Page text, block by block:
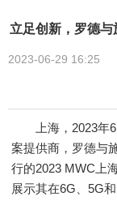
立足创新，罗德
2023-06-29 16:25
上海，2023年6
案提供商，罗德与
行的2023 MWC上
展示其在6G、5G